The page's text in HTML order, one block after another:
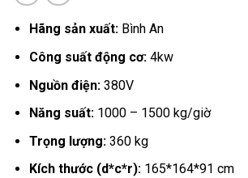
Hãng sản xuất:Bình An
Công suất động cơ:4kw
Nguồn điện: 380V
Năng suất: 1000 – 1500 kg/giờ
Trọng lượng:360 kg
Kích thước (d*c*r): 165*164*91 cm